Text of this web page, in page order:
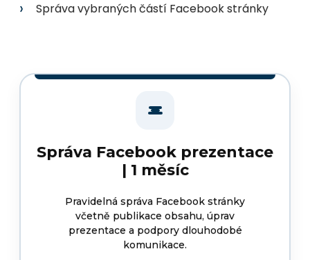
Správa vybraných částí Facebook stránky
Správa Facebook prezentace
| 1 měsíc
Pravidelná správa Facebook stránky
včetně publikace obsahu, úprav
prezentace a podpory dlouhodobé
komunikace.